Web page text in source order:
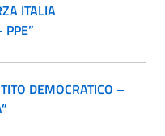
ITALIA
PPE”
DEMOCRATICO –